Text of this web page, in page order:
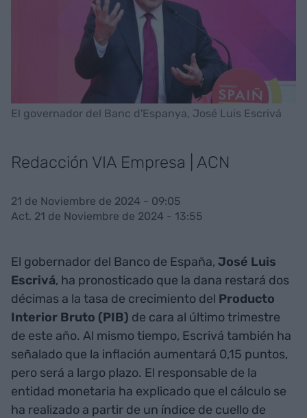
El governador del Banc d'Espanya, José Luis Escrivá
Redacción VIA Empresa | ACN
21 de Noviembre de 2024 - 09:05
Act. 21 de Noviembre de 2024 - 13:55
El gobernador del Banco de España, José Luis
Escrivá, ha pronosticado que la dana restará dos
décimas a la tasa de crecimiento del Producto
Interior Bruto (PIB) de cara al último trimestre
de este año. Al mismo tiempo, Escrivá también ha
señalado que la inflación aumentará 0,15 puntos,
pero será a largo plazo. El responsable de la
entidad monetaria ha explicado que el cálculo se
ha realizado a partir de un índice de cuello de